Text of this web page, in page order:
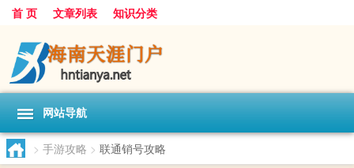
首 页 文章列表 知识分类
网站导航
> 手游攻略 > 联通销号攻略